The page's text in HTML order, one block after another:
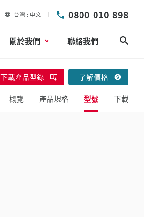
台灣 中文 0800-010-898
關於我們 聯絡我們
下載產品型錄 了解價格
概覽 產品規格 型號 下載